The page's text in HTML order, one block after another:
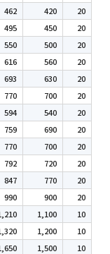
462 420
20
495 450
20
550 500
20
616 560
20
693 630
20
770 700
20
594 540
20
759 690
20
770 700
20
792 720
20
847 770
20
990 900
20
1,100
10
1,200
10
1,500
10